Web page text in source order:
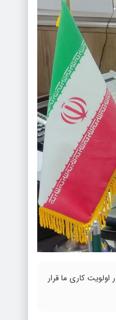
کاری ما قرار